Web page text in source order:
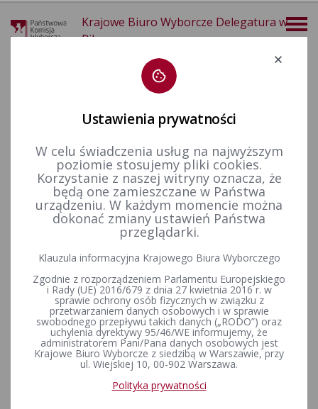
Krajowe Biuro Wyborcze Delegatura w
Pile
Kodeks wyborczy
Kodeks Wyborczy
ZAŁĄCZNIKI
Tekst ujednolicony Kodeksu wyborczego
Rejestr zmian
Data utworzenia
01-12-2015 9:09
Bartosz Goździk
Ustawienia prywatności
W celu świadczenia usług na najwyższym
poziomie stosujemy pliki cookies.
Korzystanie z naszej witryny oznacza, że
będą one zamieszczane w Państwa
urządzeniu. W każdym momencie można
dokonać zmiany ustawień Państwa
przeglądarki.
Klauzula informacyjna Krajowego Biura Wyborczego
Zgodnie z rozporządzeniem Parlamentu Europejskiego
i Rady (UE) 2016/679 z dnia 27 kwietnia 2016 r. w
sprawie ochrony osób fizycznych w związku z
przetwarzaniem danych osobowych i w sprawie
swobodnego przepływu takich danych („RODO”) oraz
uchylenia dyrektywy 95/46/WE informujemy, że
administratorem Pani/Pana danych osobowych jest
Krajowe Biuro Wyborcze z siedzibą w Warszawie, przy
ul. Wiejskiej 10, 00-902 Warszawa.
Polityka prywatności